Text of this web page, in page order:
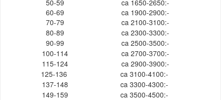
50-59
ca 1650-2650:-
60-69
ca 1900-2900:-
70-79
ca 2100-3100:-
80-89
ca 2300-3300:-
90-99
ca 2500-3500:-
100-114
ca 2700-3700:-
115-124
ca 2900-3900:-
125-136
ca 3100-4100:-
137-148
ca 3300-4300:-
149-159
ca 3500-4500:-